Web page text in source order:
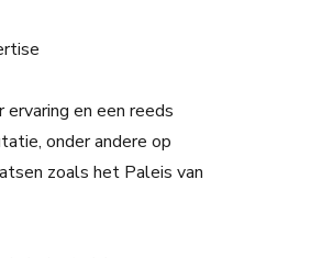
ervaring en een reeds
onder andere op
zoals het Paleis van